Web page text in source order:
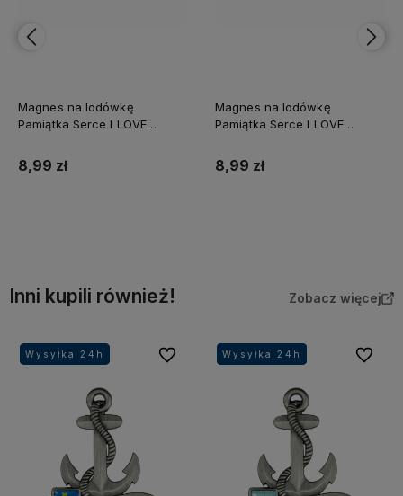
Magnes na lodówkę
Pamiątka Serce I LOVE
8,99 zł
Magnes na lodówkę
Pamiątka Serce I LOVE
8,99 zł
Inni kupili również! Zobacz więcej
Wysyłka 24h
Wysyłka 24h Do ulubionychWysyłka 24h
Wysyłka 24h
Wysyłka 24h
Wysyłka 24h Do